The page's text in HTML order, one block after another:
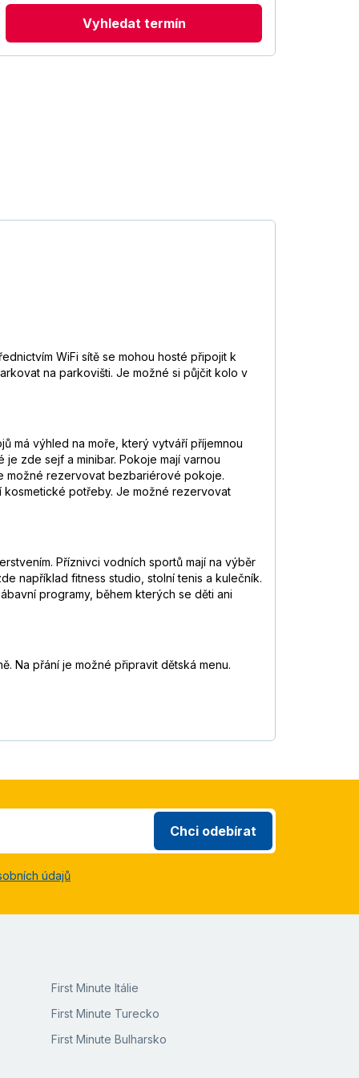
Vyhledat termín
WiFi sítě se mohou hosté připojit k
na parkovišti. Je možné si půjčit kolo v
má výhled na moře, který vytváří příjemnou
zde sejf a minibar. Pokoje mají varnou
možné rezervovat bezbariérové pokoje.
kosmetické potřeby. Je možné rezervovat
Příznivci vodních sportů mají na výběr
například fitness studio, stolní tenis a kulečník.
programy, během kterých se děti ani
Na přání je možné připravit dětská menu.
Chci odebírat
údajů
First Minute Itálie
First Minute Turecko
First Minute Bulharsko